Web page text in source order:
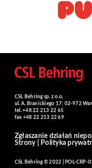
CSL Behring sp. z o.o.
ul. A. Branickiego 17; 02-972
tel. +48 22 213 22 65
fax +48 22 213 22 69
Zgłaszanie działań
Strony| Polityka
CSL Behring © 2022 | POL-CRP-